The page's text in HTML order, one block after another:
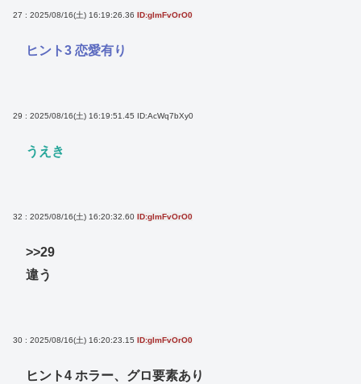
27 : 2025/08/16(土) 16:19:26.36 ID:glmFvOrO0
ヒント3 恋愛有り
29 : 2025/08/16(土) 16:19:51.45 ID:AcWq7bXy0
うえき
32 : 2025/08/16(土) 16:20:32.60 ID:glmFvOrO0
>>29
違う
30 : 2025/08/16(土) 16:20:23.15 ID:glmFvOrO0
ヒント4 ホラー、グロ要素あり